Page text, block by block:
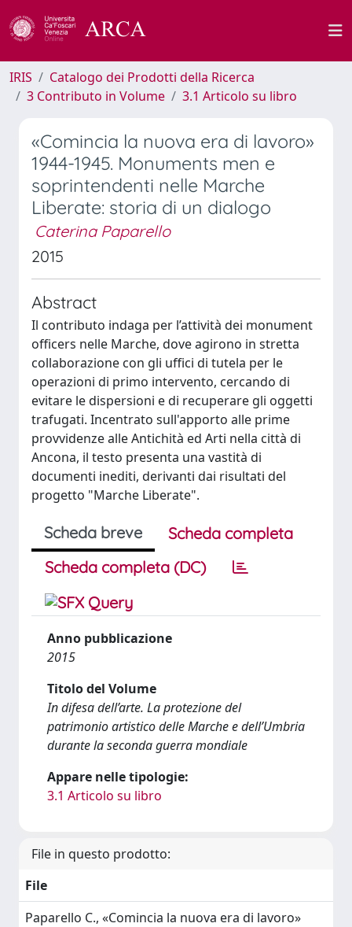
IRIS
Catalogo dei Prodotti della Ricerca
3 Contributo in Volume
3.1 Articolo su libro
«Comincia la nuova era di lavoro»
1944-1945. Monuments men e
soprintendenti nelle Marche
Liberate: storia di un dialogo
Caterina Paparello
2015
Abstract
Il contributo indaga per l’attività dei monument
officers nelle Marche, dove agirono in stretta
collaborazione con gli uffici di tutela per le
operazioni di primo intervento, cercando di
evitare le dispersioni e di recuperare gli oggetti
trafugati. Incentrato sull'apporto alle prime
provvidenze alle Antichità ed Arti nella città di
Ancona, il testo presenta una vastità di
documenti inediti, derivanti dai risultati del
progetto "Marche Liberate".
Scheda breve
Scheda completa
Scheda completa (DC)
Anno pubblicazione
2015
Titolo del Volume
In difesa dell’arte. La protezione del
patrimonio artistico delle Marche e dell’Umbria
durante la seconda guerra mondiale
Appare nelle tipologie:
3.1 Articolo su libro
File in questo prodotto:
File
Paparello C., «Comincia la nuova era di lavoro»